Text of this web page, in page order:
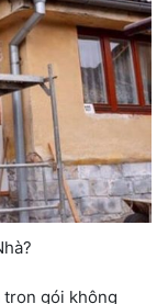
trọn gói không